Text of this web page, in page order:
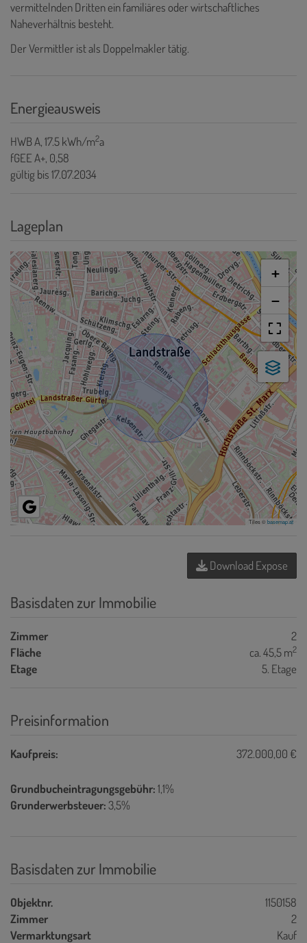
vermittelnden Dritten ein familiäres oder wirtschaftliches
Naheverhältnis besteht.
Der Vermittler ist als Doppelmakler tätig.
Energieausweis
HWBA, 17.5 kWh/m2a
fGEEA+, 0,58
gültig bis17.07.2034
Lageplan
+
−
Tiles ©basemap.at
Download Expose
Basisdaten zur Immobilie
Zimmer
2
Fläche
ca. 45,5 m2
Etage 5. Etage
Preisinformation
Kaufpreis: 372.000,00 €
Grundbucheintragungsgebühr:1,1%
Grunderwerbsteuer:3,5%
Basisdaten zur Immobilie
Objektnr.
1150158
Zimmer
2
Vermarktungsart
Kauf